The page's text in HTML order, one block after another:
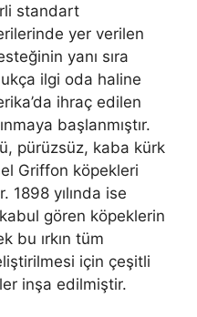
standart
yer verilen
yanı sıra
ilgi oda haline
ihraç edilen
başlanmıştır.
pürüzsüz, kaba kürk
Griffon köpekleri
1898 yılında ise
gören köpeklerin
bu ırkın tüm
için çeşitli
inşa edilmiştir.